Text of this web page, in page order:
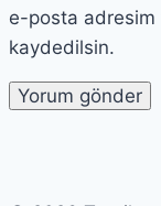
e-posta adresim
kaydedilsin.